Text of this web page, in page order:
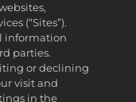
Games. Entwickelt
(“Sites”).
information
parties.
or declining
visit and
in the